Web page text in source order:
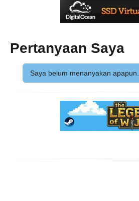
Pertanyaan Saya
Saya belum menanyakan apapun.